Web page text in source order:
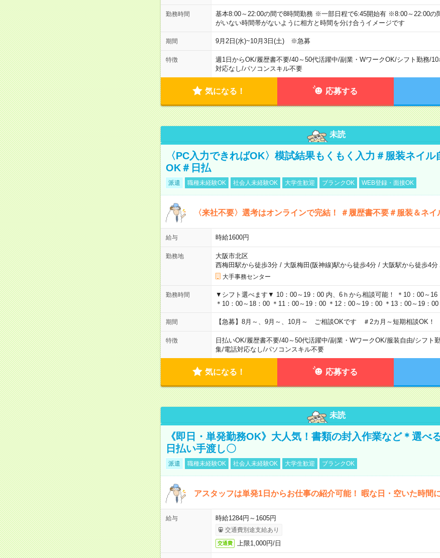
勤務時間
基本8:00～22:00の間で8時間勤務 ※一部日程で6:45開始有 ※8:00～22:00の
がいない時間帯がないように相方と時間を分け合うイメージです
期間 9月2日(水)~10月3日(土) ※急募
特徴 週1日からOK/履歴書不要/40～50代活躍中/副業・WワークOK/シフト勤務/10
対応なし/パソコンスキル不要
気になる！ 応募する
未読
〈PC入力できればOK〉模試結果もくもく入力＃服装ネイル
OK＃日払
派遣 職種未経験OK 社会人未経験OK 大学生歓迎 ブランクOK WEB登録・面接OK
〈来社不要〉選考はオンラインで完結！ ＃履歴書不要＃服装＆ネイ
給与 時給1600円
勤務地
大阪市北区
西梅田駅から徒歩3分/ 大阪梅田(阪神線)駅から徒歩4分/ 大阪駅から徒歩4分
大手事務センター
勤務時間
▼シフト選べます▼ 10：00～19：00 内、6ｈから相談可能！ ＊10：00～16
＊10：00～18：00 ＊11：00～19：00 ＊12：00～19：00 ＊13：00～19：00
期間 【急募】8月～、9月～、10月～ ご相談OKです ＃2カ月～短期相談OK！
特徴 日払いOK/履歴書不要/40～50代活躍中/副業・WワークOK/服装自由/シフト
集/電話対応なし/パソコンスキル不要
気になる！ 応募する
未読
《即日・単発勤務OK》大人気！書類の封入作業など＊選べ
日払い手渡し〇
派遣 職種未経験OK 社会人未経験OK 大学生歓迎 ブランクOK
アスタッフは単発1日からお仕事の紹介可能！ 暇な日・空いた時間
給与 時給1284円～1605円
交通費別途支給あり
交通費 上限1,000円/日